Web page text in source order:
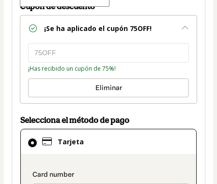
Cupón de descuento
¡Se ha aplicado el cupón 75OFF!
¡Has recibido un cupón de 75%!
Eliminar
Selecciona el método de pago
Tarjeta
payment_data.section_title_v2
El
método
seleccionado